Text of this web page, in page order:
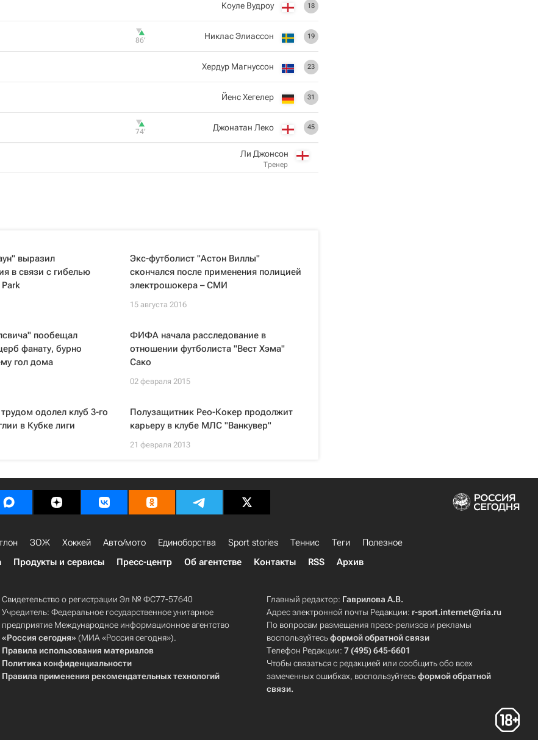
18
Коуле Вудроу
19
Никлас Элиассон
86‎’‎
23
Хердур Магнуссон
31
Йенс Хегелер
45
Джонатан Леко
74‎’‎
Ли Джонсон
Тренер
выразил
в связи с гибелью
Экс-футболист "Астон Виллы"
скончался после применения полицией
электрошокера – СМИ
15 августа 2016
пообещал
фанату, бурно
гол дома
ФИФА начала расследование в
отношении футболиста "Вест Хэма"
Сако
02 февраля 2015
одолел клуб 3-го
в Кубке лиги
Полузащитник Рео-Кокер продолжит
карьеру в клубе МЛС "Ванкувер"
21 февраля 2013
ЗОЖ Хоккей Авто/мото Единоборства Sport stories Теннис Теги
Полезное
Продукты и сервисы Пресс-центр Об агентстве Контакты RSS Архив
Свидетельство о регистрации Эл № ФС77-57640
Учредитель: Федеральное государственное унитарное
предприятие Международное информационное агентство
«Россия сегодня» (МИА «Россия сегодня»).
Правила использования материалов
Политика конфиденциальности
Правила применения рекомендательных технологий
Главный редактор: Гаврилова А.В.
Адрес электронной почты Редакции: r-sport.internet@ria.ru
По вопросам размещения пресс-релизов и рекламы
воспользуйтесьформой обратной связи
Телефон Редакции:7 (495) 645-6601
Чтобы связаться с редакцией или сообщить обо всех
замеченных ошибках, воспользуйтесьформой обратной
связи.